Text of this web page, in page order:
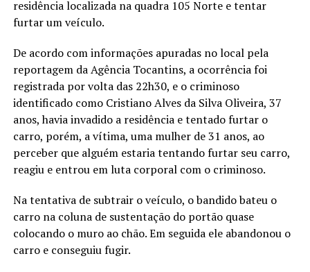
residência localizada na quadra 105 Norte e tentar
furtar um veículo.
De acordo com informações apuradas no local pela
reportagem da Agência Tocantins, a ocorrência foi
registrada por volta das 22h30, e o criminoso
identificado como Cristiano Alves da Silva Oliveira, 37
anos, havia invadido a residência e tentado furtar o
carro, porém, a vítima, uma mulher de 31 anos, ao
perceber que alguém estaria tentando furtar seu carro,
reagiu e entrou em luta corporal com o criminoso.
Na tentativa de subtrair o veículo, o bandido bateu o
carro na coluna de sustentação do portão quase
colocando o muro ao chão. Em seguida ele abandonou o
carro e conseguiu fugir.